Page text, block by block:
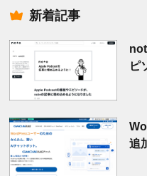
新着記事
ピ
追